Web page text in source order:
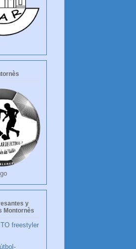
y
Montornès
freestyler